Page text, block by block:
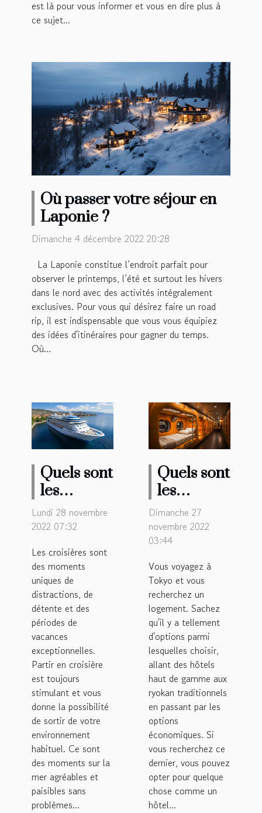
est là pour vous informer et vous en dire plus à
ce sujet...
Où passer votre séjour en
Laponie ?
Dimanche 4 décembre 2022 20:28
La Laponie constitue l’endroit parfait pour
observer le printemps, l’été et surtout les hivers
dans le nord avec des activités intégralement
exclusives. Pour vous qui désirez faire un road
rip, il est indispensable que vous vous équipiez
des idées d'itinéraires pour gagner du temps.
Où...
Quels sont
les
avantages
des
croisières
?
Lundi 28 novembre
2022 07:32
Les croisières sont
des moments
uniques de
distractions, de
détente et des
périodes de
vacances
exceptionnelles.
Partir en croisière
est toujours
stimulant et vous
donne la possibilité
de sortir de votre
environnement
habituel. Ce sont
des moments sur la
mer agréables et
paisibles sans
problèmes...
Quels sont
les
meilleurs
hôtels
capsules à
Tokyo ?
Dimanche 27
novembre 2022
03:44
Vous voyagez à
Tokyo et vous
recherchez un
logement. Sachez
qu'il y a tellement
d'options parmi
lesquelles choisir,
allant des hôtels
haut de gamme aux
ryokan traditionnels
en passant par les
options
économiques. Si
vous recherchez ce
dernier, vous pouvez
opter pour quelque
chose comme un
hôtel...